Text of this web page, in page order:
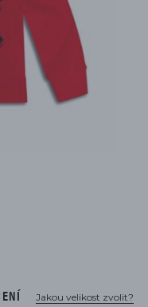
Jakou velikost zvolit?